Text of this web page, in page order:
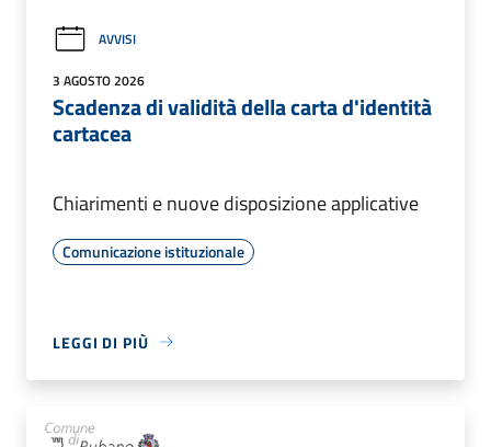
AVVISI
3 AGOSTO 2026
Scadenza di validità della carta d'identità
cartacea
Chiarimenti e nuove disposizione applicative
Comunicazione istituzionale
LEGGI DI PIÙ